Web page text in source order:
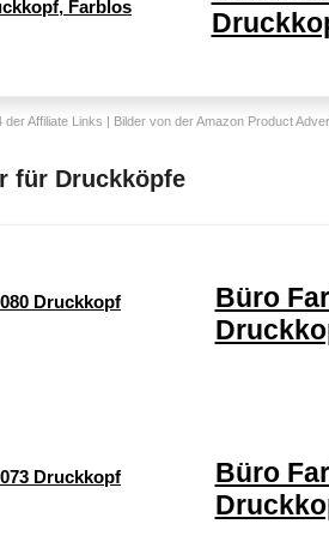
Affiliate Links | Bilder von der Amazon Product
für Druckköpfe
Büro
Büro